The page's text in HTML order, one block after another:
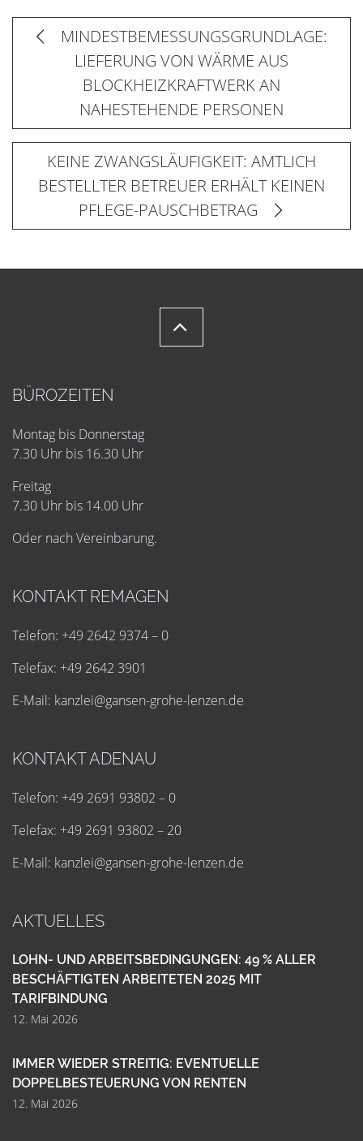
MINDESTBEMESSUNGSGRUNDLAGE:
LIEFERUNG VON WÄRME AUS
BLOCKHEIZKRAFTWERK AN
NAHESTEHENDE PERSONEN
KEINE ZWANGSLÄUFIGKEIT: AMTLICH
BESTELLTER BETREUER ERHÄLT KEINEN
PFLEGE-PAUSCHBETRAG
BÜROZEITEN
Montag bis Donnerstag
7.30 Uhr bis 16.30 Uhr
Freitag
7.30 Uhr bis 14.00 Uhr
Oder nach Vereinbarung.
KONTAKT REMAGEN
Telefon: +49 2642 9374 – 0
Telefax: +49 2642 3901
E-Mail: kanzlei@gansen-grohe-lenzen.de
KONTAKT ADENAU
Telefon: +49 2691 93802 – 0
Telefax: +49 2691 93802 – 20
E-Mail: kanzlei@gansen-grohe-lenzen.de
AKTUELLES
LOHN- UND ARBEITSBEDINGUNGEN: 49 % ALLER
BESCHÄFTIGTEN ARBEITETEN 2025 MIT
TARIFBINDUNG
12. Mai 2026
IMMER WIEDER STREITIG: EVENTUELLE
DOPPELBESTEUERUNG VON RENTEN
12. Mai 2026